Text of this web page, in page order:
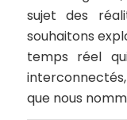
sujet des
souhaitons
temps réel
que nous